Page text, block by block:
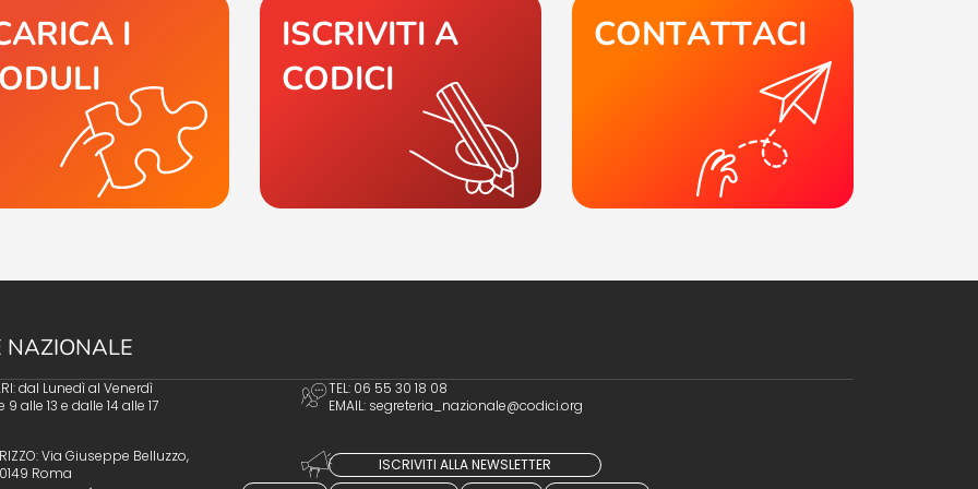
I
ISCRIVITI A
CODICI
CONTATTACI
NAZIONALE
dal Lunedì al Venerdì
9 alle 13 e dalle 14 alle 17
TEL: 06 55 30 18 08
EMAIL: segreteria_nazionale@codici.org
Via Giuseppe Belluzzo,
Roma
ISCRIVITI ALLA NEWSLETTER